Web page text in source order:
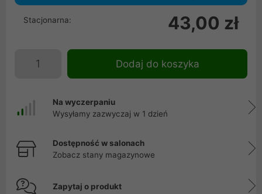
Stacjonarna: 43,00 zł
Dodaj do koszyka
Na wyczerpaniu
Wysyłamy zazwyczaj w 1 dzień
Dostępność w salonach
Zobacz stany magazynowe
Zapytaj o produkt